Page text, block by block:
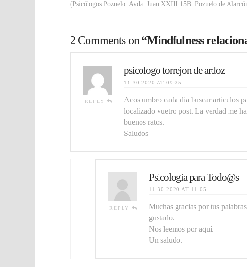
(Psicólogos Pozuelo: Avda. Juan XXIII 15B. Pozuelo de
2 Comments on“Mindfulness
REPLY
psicologo torrejon de ardoz
11.30.2020 AT 09:35
Acostumbro cada dia buscar articulos
localizado vuetro post. La verdad me
buenos ratos.
Saludos
REPLY
Psicología para Todo@s
11.30.2020 AT 11:05
Muchas gracias por tus
gustado.
Nos leemos por aquí.
Un saludo.